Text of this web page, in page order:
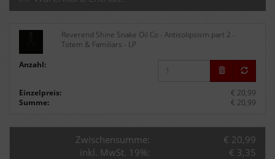
Reverend Shine Snake Oil Co - Antisolipsism part 2 -
Totem & Familiars - LP
Anzahl:
Einzelpreis:
€ 20,99
Summe:
€ 20,99
Zwischensumme:
€ 20,99
inkl. MwSt. 19%:
€ 3,35